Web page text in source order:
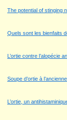
The potential of stinging
Quels sont les bienfaits
L’ortie contre l’alopécie
Soupe d’ortie à
L’ortie, un